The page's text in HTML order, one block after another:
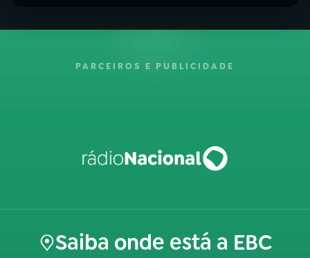
PARCEIROS E PUBLICIDADE
Saiba onde está a EBC